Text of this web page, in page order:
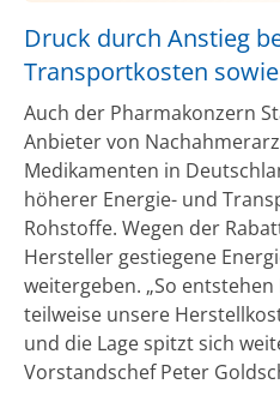
Druck durch Anstieg
Transportkosten
Auch der Pharmakonzern
Anbieter von
Medikamenten in
höherer Energie- und
Rohstoffe. Wegen der
Hersteller gestiegene
weitergeben. „So
teilweise unsere
und die Lage spitzt sich
Vorstandschef Peter